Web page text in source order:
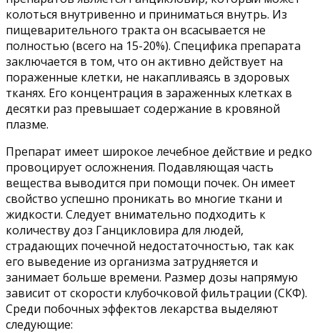
колоться внутривенно и приниматься внутрь. Из
пищеварительного тракта он всасывается не
полностью (всего на 15-20%). Специфика препарата
заключается в том, что он активно действует на
пораженные клетки, не накапливаясь в здоровых
тканях. Его концентрация в зараженных клетках в
десятки раз превышает содержание в кровяной
плазме.
Препарат имеет широкое лечебное действие и редко
провоцирует осложнения. Подавляющая часть
вещества выводится при помощи почек. Он имеет
свойство успешно проникать во многие ткани и
жидкости. Следует внимательно подходить к
количеству доз Ганцикловира для людей,
страдающих почечной недостаточностью, так как
его выведение из организма затрудняется и
занимает больше времени. Размер дозы напрямую
зависит от скорости клубочковой фильтрации (СКФ).
Среди побочных эффектов лекарства выделяют
следующие: